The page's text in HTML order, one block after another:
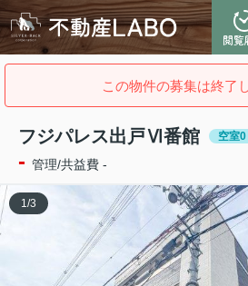
閲覧
この物件の募集は終了
フジパレス出戸Ⅵ番館 空室0
- 管理/共益費 -
1 /3